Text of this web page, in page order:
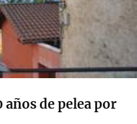
años de pelea por